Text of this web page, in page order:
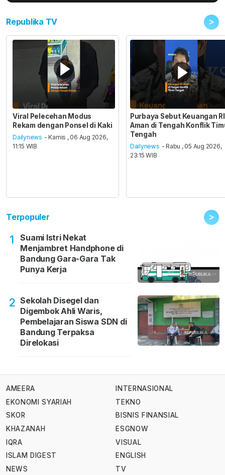
Republika TV >
Viral Pelecehan Modus
Rekam dengan Ponsel di Kaki
Dailynews - Kamis , 06 Aug 2026,
11:15 WIB
Purbaya Sebut Keuangan RI
Aman di Tengah Konflik
Tengah
Dailynews - Rabu , 05 Aug 2026,
23:15 WIB
Terpopuler >
1
Suami Istri Nekat
Menjambret Handphone di
Bandung Gara-Gara Tak
Punya Kerja
2 Sekolah Disegel dan
Digembok Ahli Waris,
Pembelajaran Siswa SDN di
Bandung Terpaksa
Direlokasi
AMEERA
EKONOMI SYARIAH
SKOR
KHAZANAH
IQRA
ISLAM DIGEST
NEWS
INTERNASIONAL
TEKNO
BISNIS FINANSIAL
ESGNOW
VISUAL
ENGLISH
TV